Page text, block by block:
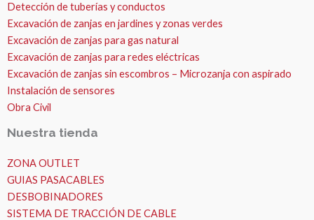
Detección de tuberías y conductos
Excavación de zanjas en jardines y zonas verdes
Excavación de zanjas para gas natural
Excavación de zanjas para redes eléctricas
Excavación de zanjas sin escombros – Microzanja con aspirado
Instalación de sensores
Obra Civil
Nuestra tienda
ZONA OUTLET
GUIAS PASACABLES
DESBOBINADORES
SISTEMA DE TRACCIÓN DE CABLE